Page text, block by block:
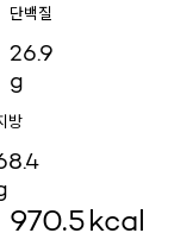
단백질
26.9
g
방
970.5kcal